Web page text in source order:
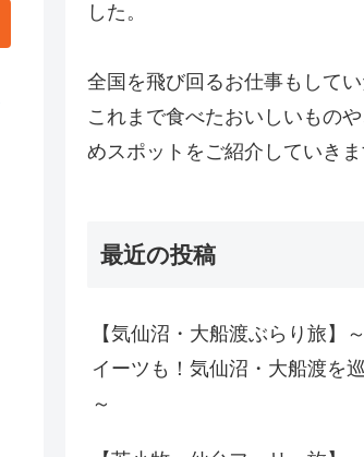
した。
全国を飛び回るお仕事もしてい
これまで食べたおいしいもの
めスポットをご紹介していきま
最近の投稿
【気仙沼・大船渡ぶらり旅】
イーツも！気仙沼・大船渡を
～